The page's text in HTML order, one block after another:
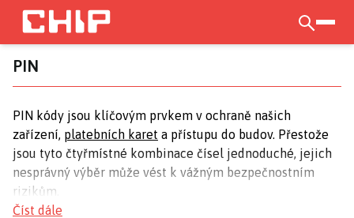
Přejít
hlavnímu
obsahu
PIN
PIN kódy jsou klíčovým prvkem v ochraně našich
zařízení, platebních karet a přístupu do budov. Přestože
jsou tyto čtyřmístné kombinace čísel jednoduché, jejich
nesprávný výběr může vést k vážným bezpečnostním
rizikům.
Číst dále